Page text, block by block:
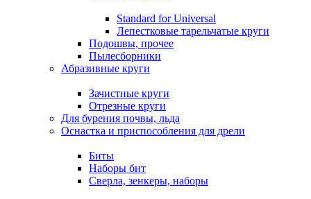
Standard for Universal
Лепестковые тарельчатые круги
Подошвы, прочее
Пылесборники
Абразивные круги
Зачистные круги
Отрезные круги
Для бурения почвы, льда
Оснастка и приспособления для дрели
Биты
Наборы бит
Сверла, зенкеры, наборы